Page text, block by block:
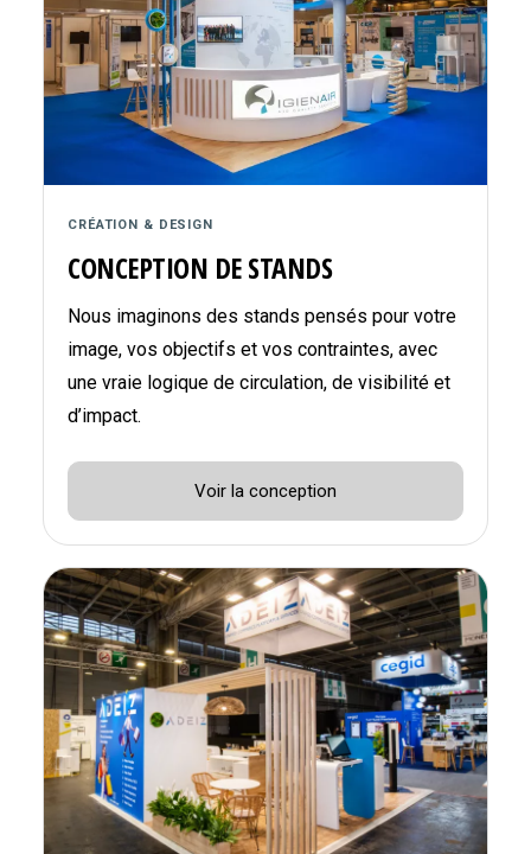
CRÉATION & DESIGN
CONCEPTION DE STANDS
Nous imaginons des stands pensés pour votre
image, vos objectifs et vos contraintes, avec
une vraie logique de circulation, de visibilité et
d’impact.
Voir la conception